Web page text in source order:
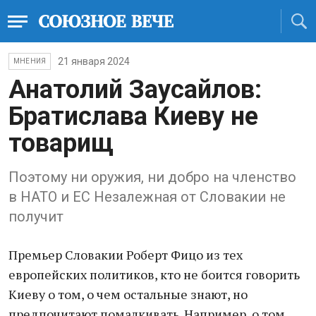
МНЕНИЯ 21 января 2024
Анатолий Заусайлов:
Братислава Киеву не
товарищ
Поэтому ни оружия, ни добро на членство
в НАТО и ЕС Незалежная от Словакии не
получит
Премьер Словакии Роберт Фицо из тех
европейских политиков, кто не боится говорить
Киеву о том, о чем остальные знают, но